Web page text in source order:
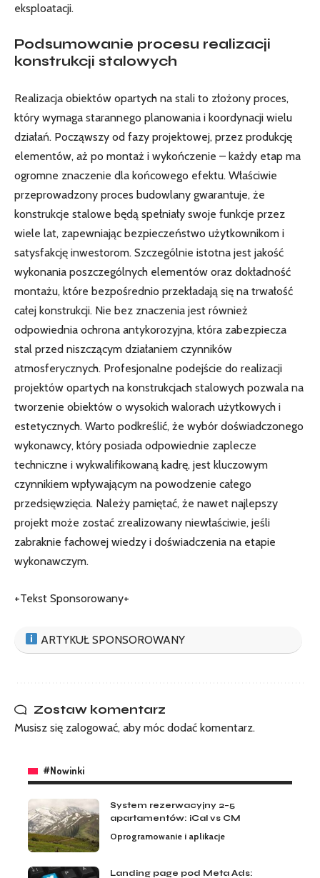
eksploatacji.
Podsumowanie procesu realizacji
konstrukcji stalowych
Realizacja obiektów opartych na stali to złożony proces,
który wymaga starannego planowania i koordynacji wielu
działań. Począwszy od fazy projektowej, przez produkcję
elementów, aż po montaż i wykończenie – każdy etap ma
ogromne znaczenie dla końcowego efektu. Właściwie
przeprowadzony proces budowlany gwarantuje, że
konstrukcje stalowe będą spełniały swoje funkcje przez
wiele lat, zapewniając bezpieczeństwo użytkownikom i
satysfakcję inwestorom. Szczególnie istotna jest jakość
wykonania poszczególnych elementów oraz dokładność
montażu, które bezpośrednio przekładają się na trwałość
całej konstrukcji. Nie bez znaczenia jest również
odpowiednia ochrona antykorozyjna, która zabezpiecza
stal przed niszczącym działaniem czynników
atmosferycznych. Profesjonalne podejście do realizacji
projektów opartych na konstrukcjach stalowych pozwala na
tworzenie obiektów o wysokich walorach użytkowych i
estetycznych. Warto podkreślić, że wybór doświadczonego
wykonawcy, który posiada odpowiednie zaplecze
techniczne i wykwalifikowaną kadrę, jest kluczowym
czynnikiem wpływającym na powodzenie całego
przedsięwzięcia. Należy pamiętać, że nawet najlepszy
projekt może zostać zrealizowany niewłaściwie, jeśli
zabraknie fachowej wiedzy i doświadczenia na etapie
wykonawczym.
+Tekst Sponsorowany+
ARTYKUŁ SPONSOROWANY
Zostaw komentarz
Musisz się zalogować, aby móc dodać komentarz.
#Nowinki
System rezerwacyjny 2–5
apartamentów: iCal vs CM
Oprogramowanie i aplikacje
Landing page pod Meta Ads: